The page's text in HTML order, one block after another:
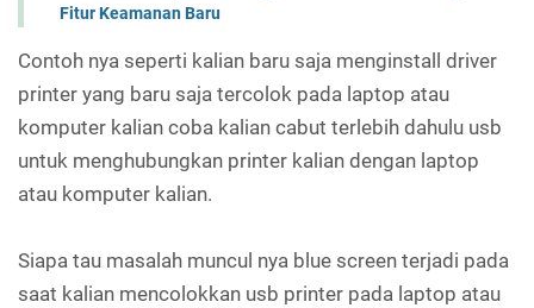
Fitur Keamanan Baru
Contoh nya seperti kalian baru saja menginstall driver
printer yang baru saja tercolok pada laptop atau
komputer kalian coba kalian cabut terlebih dahulu usb
untuk menghubungkan printer kalian dengan laptop
atau komputer kalian.
Siapa tau masalah muncul nya blue screen terjadi pada
saat kalian mencolokkan usb printer pada laptop atau